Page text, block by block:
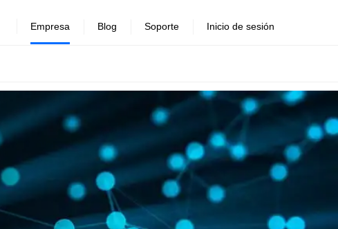
Empresa Blog Soporte Inicio de sesión